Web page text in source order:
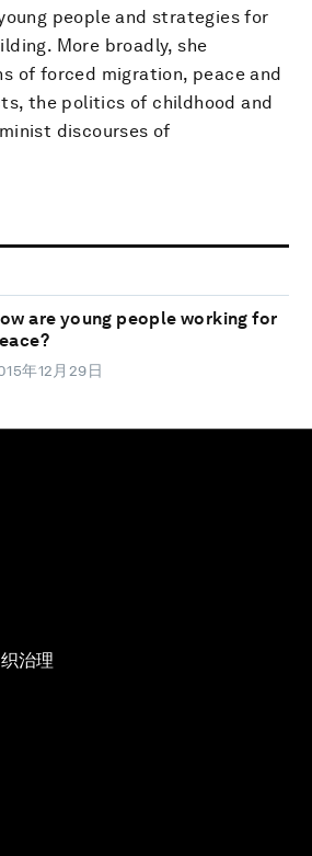
people and strategies for
More broadly, she
of forced migration, peace and
the politics of childhood and
discourses of
are young people working for
年12月29日
治理